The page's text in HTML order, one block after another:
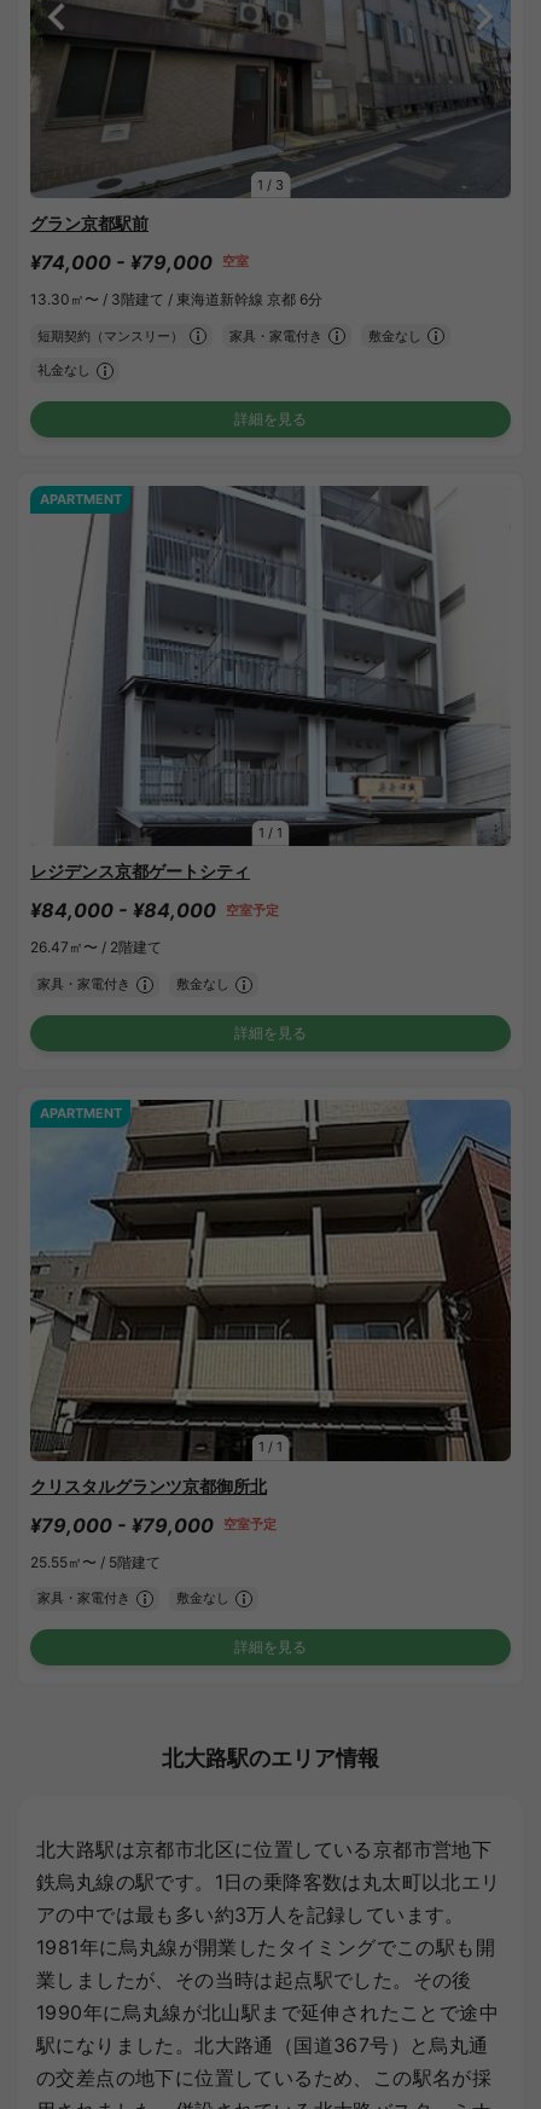
1 / 3
グラン京都駅前
¥74,000 - ¥79,000 空室
13.30㎡〜 / 3階建て / 東海道新幹線 京都 6分
短期契約（マンスリー） 家具・家電付き 敷金なし
礼金なし
詳細を見る
1 / 1
APARTMENT
レジデンス京都ゲートシティ
¥84,000 - ¥84,000 空室予定
26.47㎡〜 / 2階建て
家具・家電付き 敷金なし
詳細を見る
1 / 1
APARTMENT
クリスタルグランツ京都御所北
¥79,000 - ¥79,000 空室予定
25.55㎡〜 / 5階建て
家具・家電付き 敷金なし
詳細を見る
北大路駅のエリア情報
北大路駅は京都市北区に位置している京都市営地下
鉄烏丸線の駅です。1日の乗降客数は丸太町以北エリ
アの中では最も多い約3万人を記録しています。
1981年に烏丸線が開業したタイミングでこの駅も開
業しましたが、その当時は起点駅でした。その後
1990年に烏丸線が北山駅まで延伸されたことで途中
駅になりました。北大路通（国道367号）と烏丸通
の交差点の地下に位置しているため、この駅名が採